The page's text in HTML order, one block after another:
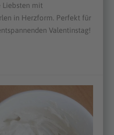
Liebsten mit
in Herzform. Perfekt für
Valentinstag!